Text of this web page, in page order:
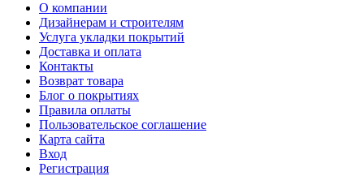
О компании
Дизайнерам и строителям
Услуга укладки покрытий
Доставка и оплата
Контакты
Возврат товара
Блог о покрытиях
Правила оплаты
Пользовательское соглашение
Карта сайта
Вход
Регистрация